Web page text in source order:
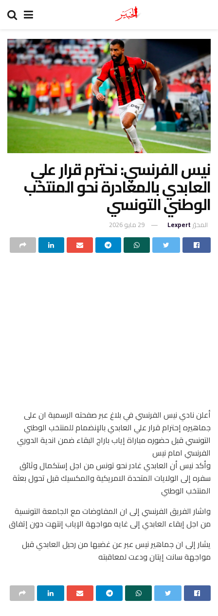
نيس الفرنسي: نحترم قرار علي
العابدي بالمغادرة نحو المنتخب
الوطني التونسي
المحرّر Lexpert 29 مايو 2026
أعلن نادي نيس الفرنسي في بلاغ عبر صفحته الرسمية ان على
جماهيره إحترام قرار علي العابدي بالإنضمام للمنتخب الوطني
التونسي قبل حضوره مباراة إياب باراج البقاء ضمن اندية الدوري
الفرنسي امام نيس
وأكد نيس أن العابدي غادر نحو تونس من اجل إستكمال وثائق
سفره إلى الولايات المتحدة الامريكية والمكسيك قبل تحول بعثة
المنتخب الوطني
واشار الفريق الفرنسي إلى ان المفاوضات مع الجامعة التونسية
من اجل إبقاء العابدي إلى غايه مواجهة الإياب إنتهت دون إتفاق
يشار إلى ان جماهير نيس عبر عن غضبها من رحيل العابدي قبل
مواجهة سانت إيتان ودعت لمعاقبته